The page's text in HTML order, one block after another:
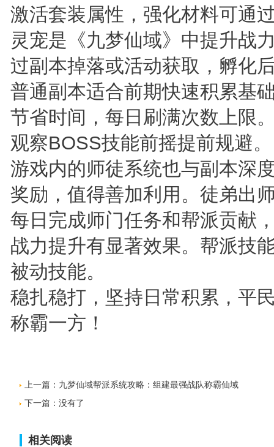
激活套装属性，强化材料可通
灵宠是《九梦仙域》中提升战
过副本掉落或活动获取，孵化
普通副本适合前期快速积累基
节省时间，每日刷满次数上限
观察BOSS技能前摇提前规避。
游戏内的师徒系统也与副本深
奖励，值得善加利用。徒弟出
每日完成师门任务和帮派贡献
战力提升有显著效果。帮派技
被动技能。
稳扎稳打，坚持日常积累，平
称霸一方！
上一篇： 九梦仙域帮派系统攻略：组建最强战队称霸仙域
下一篇：没有了
相关阅读